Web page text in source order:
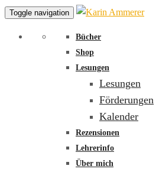
Toggle navigation
Bücher
Shop
Lesungen
Lesungen
Förderungen
Kalender
Rezensionen
Lehrerinfo
Über mich